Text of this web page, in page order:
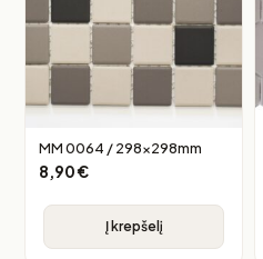
MM 0064 / 298x298mm
8,90€
Į krepšelį